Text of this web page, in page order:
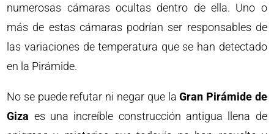
numerosas cámaras ocultas dentro de ella. Uno o
más de estas cámaras podrían ser responsables de
las variaciones de temperatura que se han detectado
en la Pirámide.
No se puede refutar ni negar que laGran Pirámide de
Giza es una increíble construcción antigua llena de